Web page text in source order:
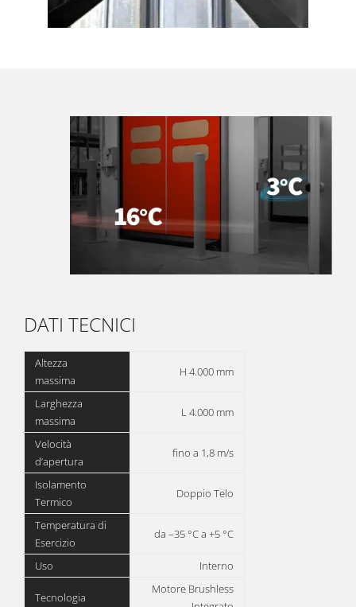
DATI TECNICI
Altezza
massima
H 4.000 mm
Larghezza
massima
L 4.000 mm
Velocità
d’apertura
fino a 1,8 m/s
Isolamento
Termico
Doppio Telo
Temperatura di
Esercizio
da –35 °C a +5 °C
Uso Interno
Tecnologia
Motore Brushless